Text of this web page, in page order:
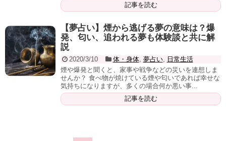
記事を読む
【夢占い】煙から逃げる夢の意味は？爆
発、匂い、追われる夢も体験談と共に解
説
2020/3/10 体・身体, 夢占い,
日常生活
煙や爆発と聞くと、家事や戦争などの災いを連想しま
せんか？ 食べ物が焼けている煙や匂いであれば幸せな
気持ちになりますが、多くの場合何か悪い事...
記事を読む